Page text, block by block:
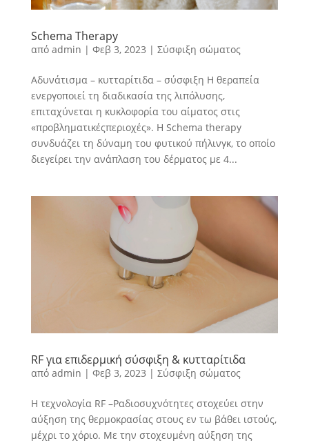
Schema Therapy
από admin | Φεβ 3, 2023 | Σύσφιξη σώματος
Αδυνάτισμα – κυτταρίτιδα – σύσφιξη Η θεραπεία
ενεργοποιεί τη διαδικασία της λιπόλυσης,
επιταχύνεται η κυκλοφορία του αίματος στις
«προβληματικέςπεριοχές». Η Schema therapy
συνδυάζει τη δύναμη του φυτικού πήλινγκ, το οποίο
διεγείρει την ανάπλαση του δέρματος με 4...
RF για επιδερμική σύσφιξη & κυτταρίτιδα
από admin | Φεβ 3, 2023 | Σύσφιξη σώματος
Η τεχνολογία RF –Ραδιοσυχνότητες στοχεύει στην
αύξηση της θερμοκρασίας στους εν τω βάθει ιστούς,
μέχρι το χόριο. Με την στοχευμένη αύξηση της